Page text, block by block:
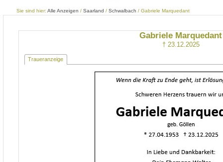
Sie sind hier: Alle Anzeigen / Saarland / Schwalbach / Gabriele Marquedant
Gabriele Marquedant
† 23.12.2025
Traueranzeige